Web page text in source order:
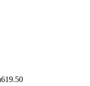
619.50